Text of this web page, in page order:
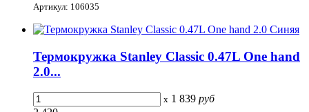
Артикул: 106035
Термокружка Stanley Classic 0.47L One hand
2.0...
x 1 839 руб